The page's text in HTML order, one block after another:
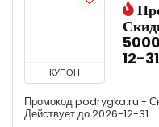
КУПОН
12-31
Промокод podrygka.ru -
Действует до 2026-12-31